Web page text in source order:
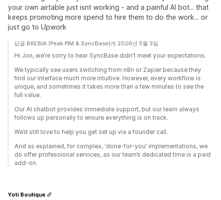
your own airtable just isnt working - and a painful AI bot... that
keeps promoting more spend to hire them to do the work... or
just go to Upwork
답글 BREBIA (Peak PIM & SyncBase)개 2026년 5월 3일
Hi Jon, we’re sorry to hear SyncBase didn't meet your expectations.
We typically see users switching from n8n or Zapier because they
find our interface much more intuitive. However, every workflow is
unique, and sometimes it takes more than a few minutes to see the
full value.
Our AI chatbot provides immediate support, but our team always
follows up personally to ensure everything is on track.
We’d still love to help you get set up via a founder call.
And as explained, for complex, 'done-for-you' implementations, we
do offer professional services, as our team’s dedicated time is a paid
add-on.
Yoti Boutique